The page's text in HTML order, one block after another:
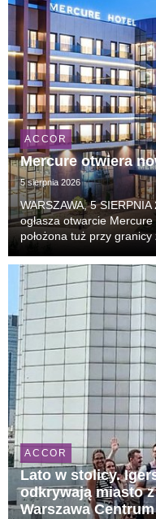
ACCOR
Mercure otwiera
5 sierpnia 2026
WARSZAWA, 5
ogłasza otwarcie
położona tuż przy
pojawia się na listach
ACCOR
Lato w stolicy.
odkrywają miasto
Warszawa Centrum